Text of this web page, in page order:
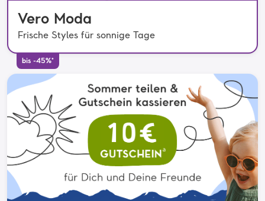
Vero Moda
Frische Styles für sonnige Tage
bis -45%*